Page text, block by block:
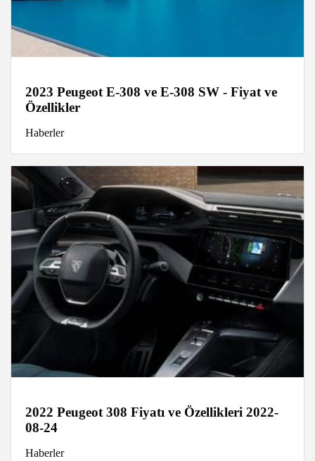
2023 Peugeot E-308 ve E-308 SW - Fiyat ve
Özellikler
Haberler
2022 Peugeot 308 Fiyatı ve Özellikleri 2022-
08-24
Haberler